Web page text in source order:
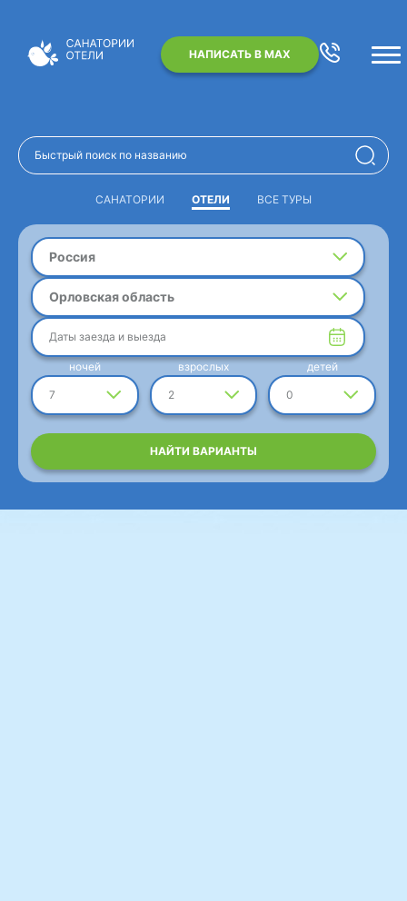
НАПИСАТЬ В MAX
САНАТОРИИ ОТЕЛИ ВСЕ ТУРЫ
Россия
Орловская область
Даты заезда и выезда
7
ночей
2
взрослых
0
детей
НАЙТИ ВАРИАНТЫ